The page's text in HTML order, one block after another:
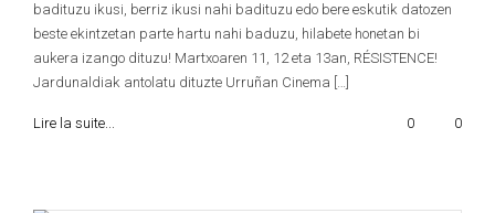
badituzu ikusi, berriz ikusi nahi badituzu edo bere eskutik datozen
beste ekintzetan parte hartu nahi baduzu, hilabete honetan bi
aukera izango dituzu! Martxoaren 11, 12 eta 13an, RÉSISTENCE!
Jardunaldiak antolatu dituzte Urruñan Cinema […]
Lire la suite... 0 0